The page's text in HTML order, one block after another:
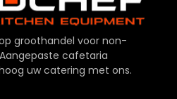
groothandel voor non-
cafetaria
uw catering met ons.